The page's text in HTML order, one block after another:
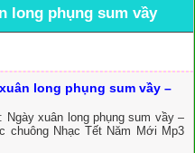
long phụng sum vầy
long phụng sum vầy –
Ngày xuân long phụng sum vầy –
chuông Nhạc Tết Năm Mới Mp3